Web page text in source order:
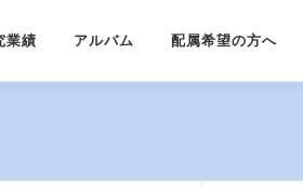
業績 アルバム 配属希望の方へ